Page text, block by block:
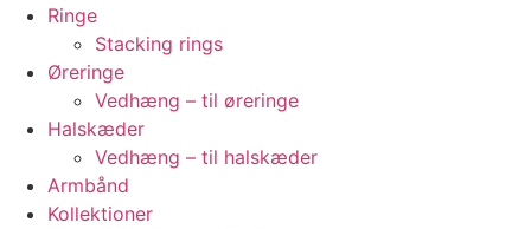
Ringe
Stacking rings
Øreringe
Vedhæng – til øreringe
Halskæder
Vedhæng – til halskæder
Armbånd
Kollektioner